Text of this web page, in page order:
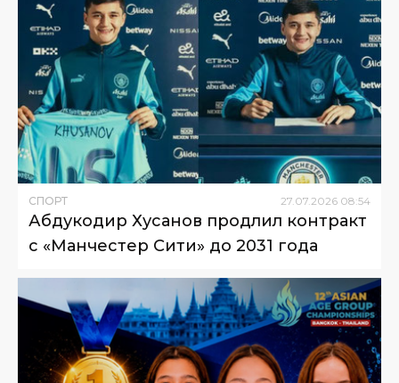
СПОРТ 27.07.2026 08:54
Абдукодир Хусанов продлил контракт
с «Манчестер Сити» до 2031 года